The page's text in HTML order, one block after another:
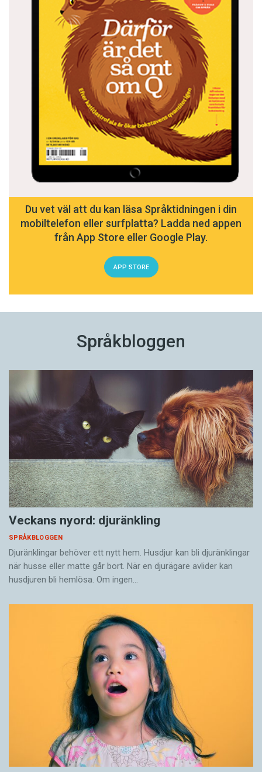
Du vet väl att du kan läsa Språktidningen i din
mobiltelefon eller surfplatta? Ladda ned appen
från App Store eller Google Play.
APP STORE
Språkbloggen
Veckans nyord: djuränkling
SPRÅKBLOGGEN
Djuränklingar behöver ett nytt hem. Husdjur kan bli djuränklingar
när husse eller matte går bort. När en djurägare avlider kan
husdjuren bli hemlösa. Om ingen…